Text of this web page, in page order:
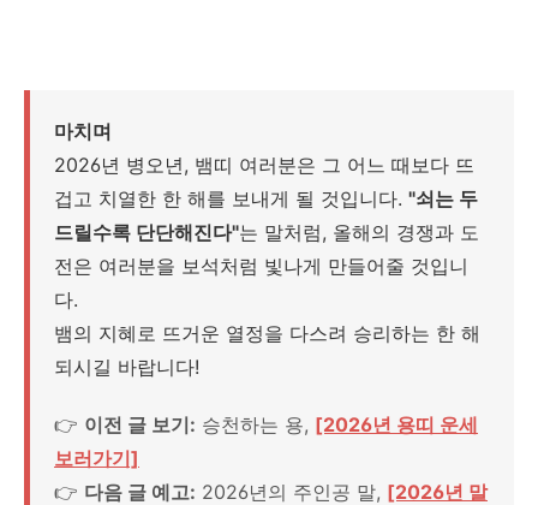
마치며
2026년 병오년, 뱀띠 여러분은 그 어느 때보다 뜨
겁고 치열한 한 해를 보내게 될 것입니다. "쇠는 두
드릴수록 단단해진다"는 말처럼, 올해의 경쟁과 도
전은 여러분을 보석처럼 빛나게 만들어줄 것입니
다.
뱀의 지혜로 뜨거운 열정을 다스려 승리하는 한 해
되시길 바랍니다!
👉 이전 글 보기: 승천하는 용, [2026년 용띠 운세
보러가기]
👉 다음 글 예고: 2026년의 주인공 말, [2026년 말